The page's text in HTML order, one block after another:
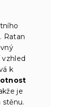
Ratan
k
je
stěnu.